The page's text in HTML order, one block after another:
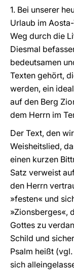
1. Bei unserer
Urlaub im
Weg durch die
Diesmal
bedeutsamen
Texten gehört,
werden, ein
auf den Berg
dem Herrn im
Der Text, den
Weisheitslied,
einen kurzen
Satz verweist
den Herrn
»festen« und
»Zionsberges«,
Gottes zu
Schild und
Psalm heißt (vgl.
sich